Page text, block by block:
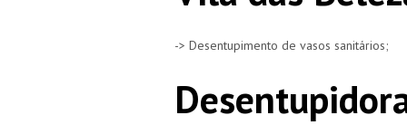
-> Desentupimento de vasos sanitários;